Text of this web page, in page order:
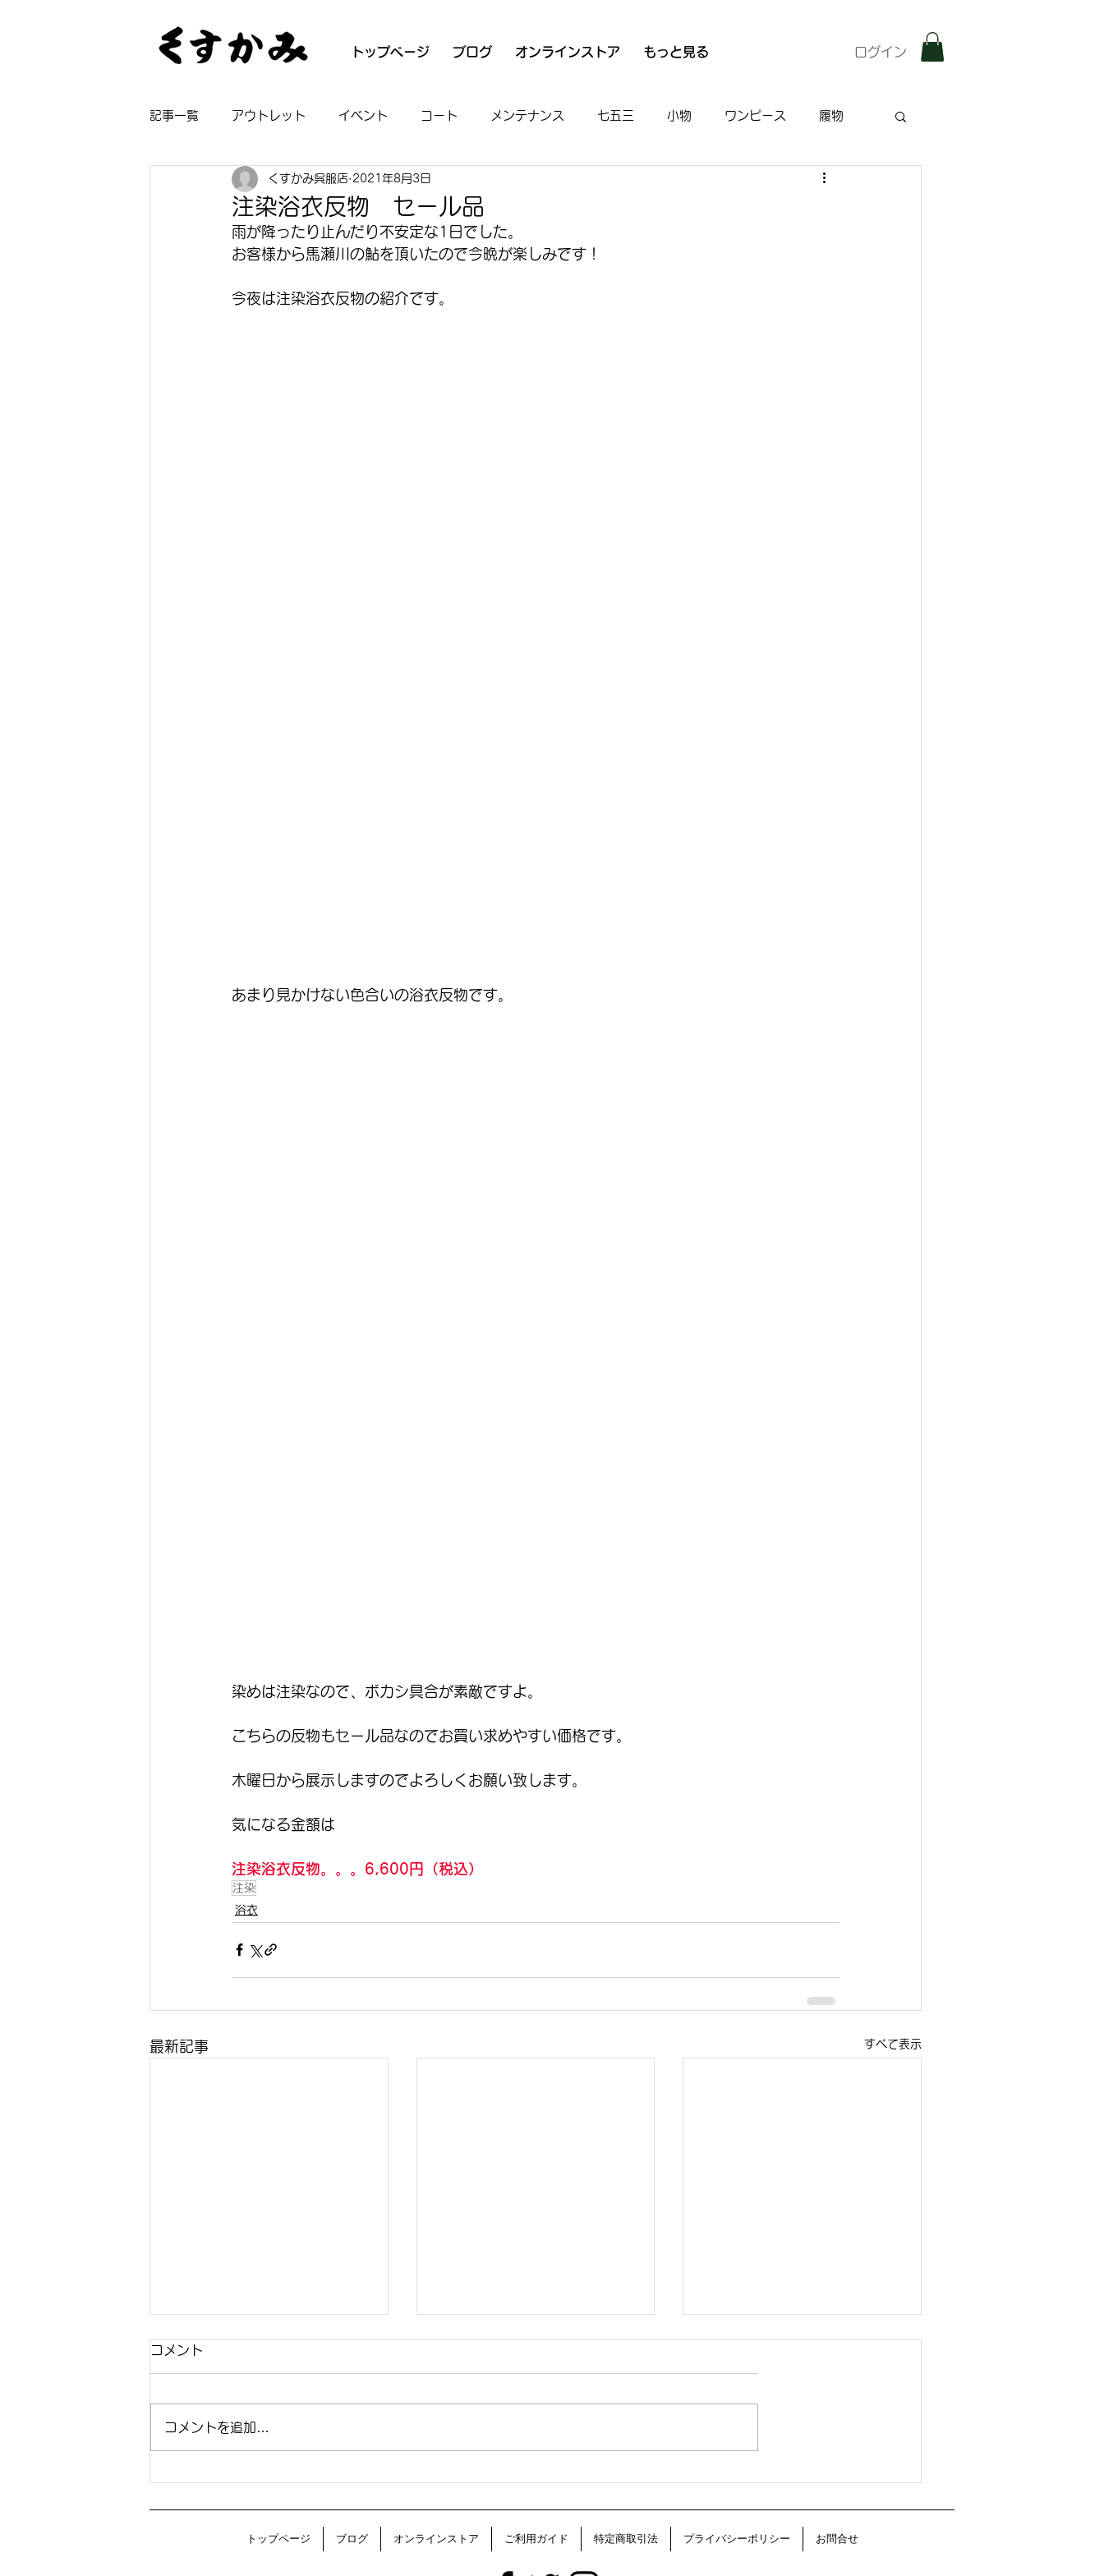
トップページ ブログ オンラインストア もっと見る ログイン
記事一覧 アウトレット イベント コート メンテナンス 七五三 小物 ワンピース 履物
着物 長襦袢 浴衣 魚河岸シャツ 特集記事
注染浴衣反物 セール品
くすかみ呉服店 2021年8月3日
雨が降ったり止んだり不安定な1日でした。
お客様から馬瀬川の鮎を頂いたので今晩が楽しみです！
今夜は注染浴衣反物の紹介です。
あまり見かけない色合いの浴衣反物です。
染めは注染なので、ボカシ具合が素敵ですよ。
こちらの反物もセール品なのでお買い求めやすい価格です。
木曜日から展示しますのでよろしくお願い致します。
気になる金額は
注染浴衣反物。。。6,600円（税込）
注染
浴衣
最新記事 すべて表示
白地に咲く、夏の彩り。注染
浴衣生地を特別価格で。
見つけた人はラッキー！訳あ
り浴衣反物を特別価格でご奉
仕
夏を彩る、紅型調の華やぎ。
源氏物語 綿麻浴衣反物
コメント
コメントを追加…
トップページ ブログ オンラインストア ご利用ガイド 特定商取引法 プライバシーポリシー お問合せ